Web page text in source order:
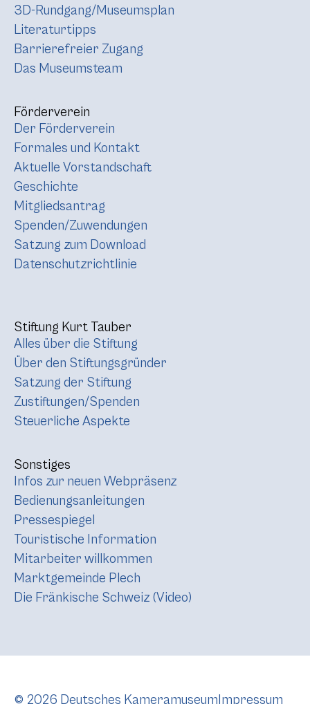
3D-Rundgang/Museumsplan
Literaturtipps
Barrierefreier Zugang
Das Museumsteam
Förderverein
Der Förderverein
Formales und Kontakt
Aktuelle Vorstandschaft
Geschichte
Mitgliedsantrag
Spenden/Zuwendungen
Satzung zum Download
Datenschutzrichtlinie
Stiftung Kurt Tauber
Alles über die Stiftung
Über den Stiftungsgründer
Satzung der Stiftung
Zustiftungen/Spenden
Steuerliche Aspekte
Sonstiges
Infos zur neuen Webpräsenz
Bedienungsanleitungen
Pressespiegel
Touristische Information
Mitarbeiter willkommen
Marktgemeinde Plech
Die Fränkische Schweiz (Video)
© 2026 Deutsches Kameramuseum Impressum